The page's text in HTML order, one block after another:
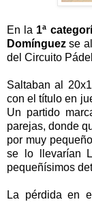
En la 1ª
Domínguez se
del Circuito
Saltaban al
con el título en
Un partido
parejas, donde
por muy
se lo llevarían
pequeñísimos
La pérdida en